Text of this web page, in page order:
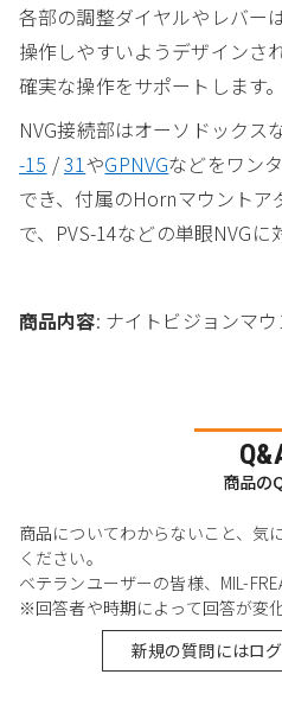
各部の調整ダイヤルやレバー
操作しやすいようデザインさ
確実な操作をサポートします。
NVG接続部はオーソドックス
-15 /31 やGPNVGなどをワン
でき、付属のHornマウントア
で、PVS-14などの単眼NVGに
商品内容: ナイトビジョンマウ
商品の
商品についてわからないこと、気
ください。
ベテランユーザーの皆様、MIL-
※回答者や時期によって回答が変
新規の質問にはロ